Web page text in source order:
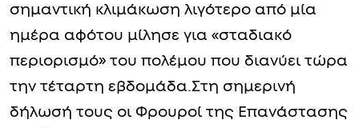
σημαντική κλιμάκωση λιγότερο από μία
ημέρα αφότου μίλησε για «σταδιακό
περιορισμό» του πολέμου που διανύει τώρα
την τέταρτη εβδομάδα.Στη σημερινή
δήλωσή τους οι Φρουροί της Επανάστασης